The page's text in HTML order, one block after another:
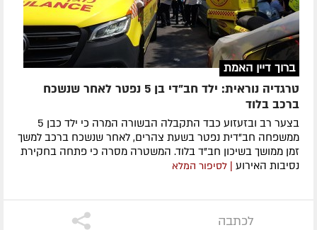
ברוך דיין האמת
טרגדיה נוראית: ילד חב"די בן 5 נפטר לאחר שנשכח
ברכב בלוד
בצער רב ובזעזוע כבד התקבלה הבשורה המרה כי ילד כבן 5
ממשפחה חב"דית נפטר בשעת צהרים, לאחר שנשכח ברכב למשך
זמן ממושך בשיכון חב"ד בלוד. המשטרה מסרה כי פתחה בחקירת
נסיבות האירוע | לסיפור המלא
לכתבה